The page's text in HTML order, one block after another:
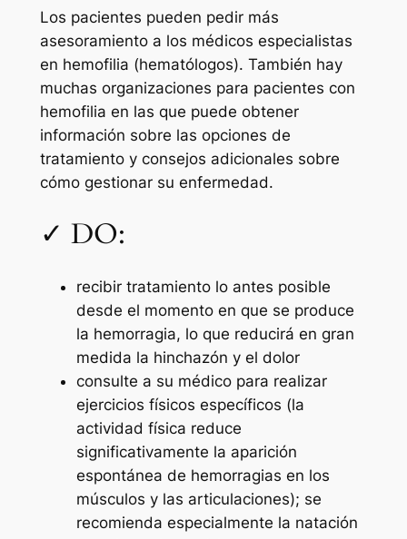
Los pacientes pueden pedir más
asesoramiento a los médicos especialistas
en hemofilia (hematólogos). También hay
muchas organizaciones para pacientes con
hemofilia en las que puede obtener
información sobre las opciones de
tratamiento y consejos adicionales sobre
cómo gestionar su enfermedad.
✓ DO:
recibir tratamiento lo antes posible
desde el momento en que se produce
la hemorragia, lo que reducirá en gran
medida la hinchazón y el dolor
consulte a su médico para realizar
ejercicios físicos específicos (la
actividad física reduce
significativamente la aparición
espontánea de hemorragias en los
músculos y las articulaciones); se
recomienda especialmente la natación